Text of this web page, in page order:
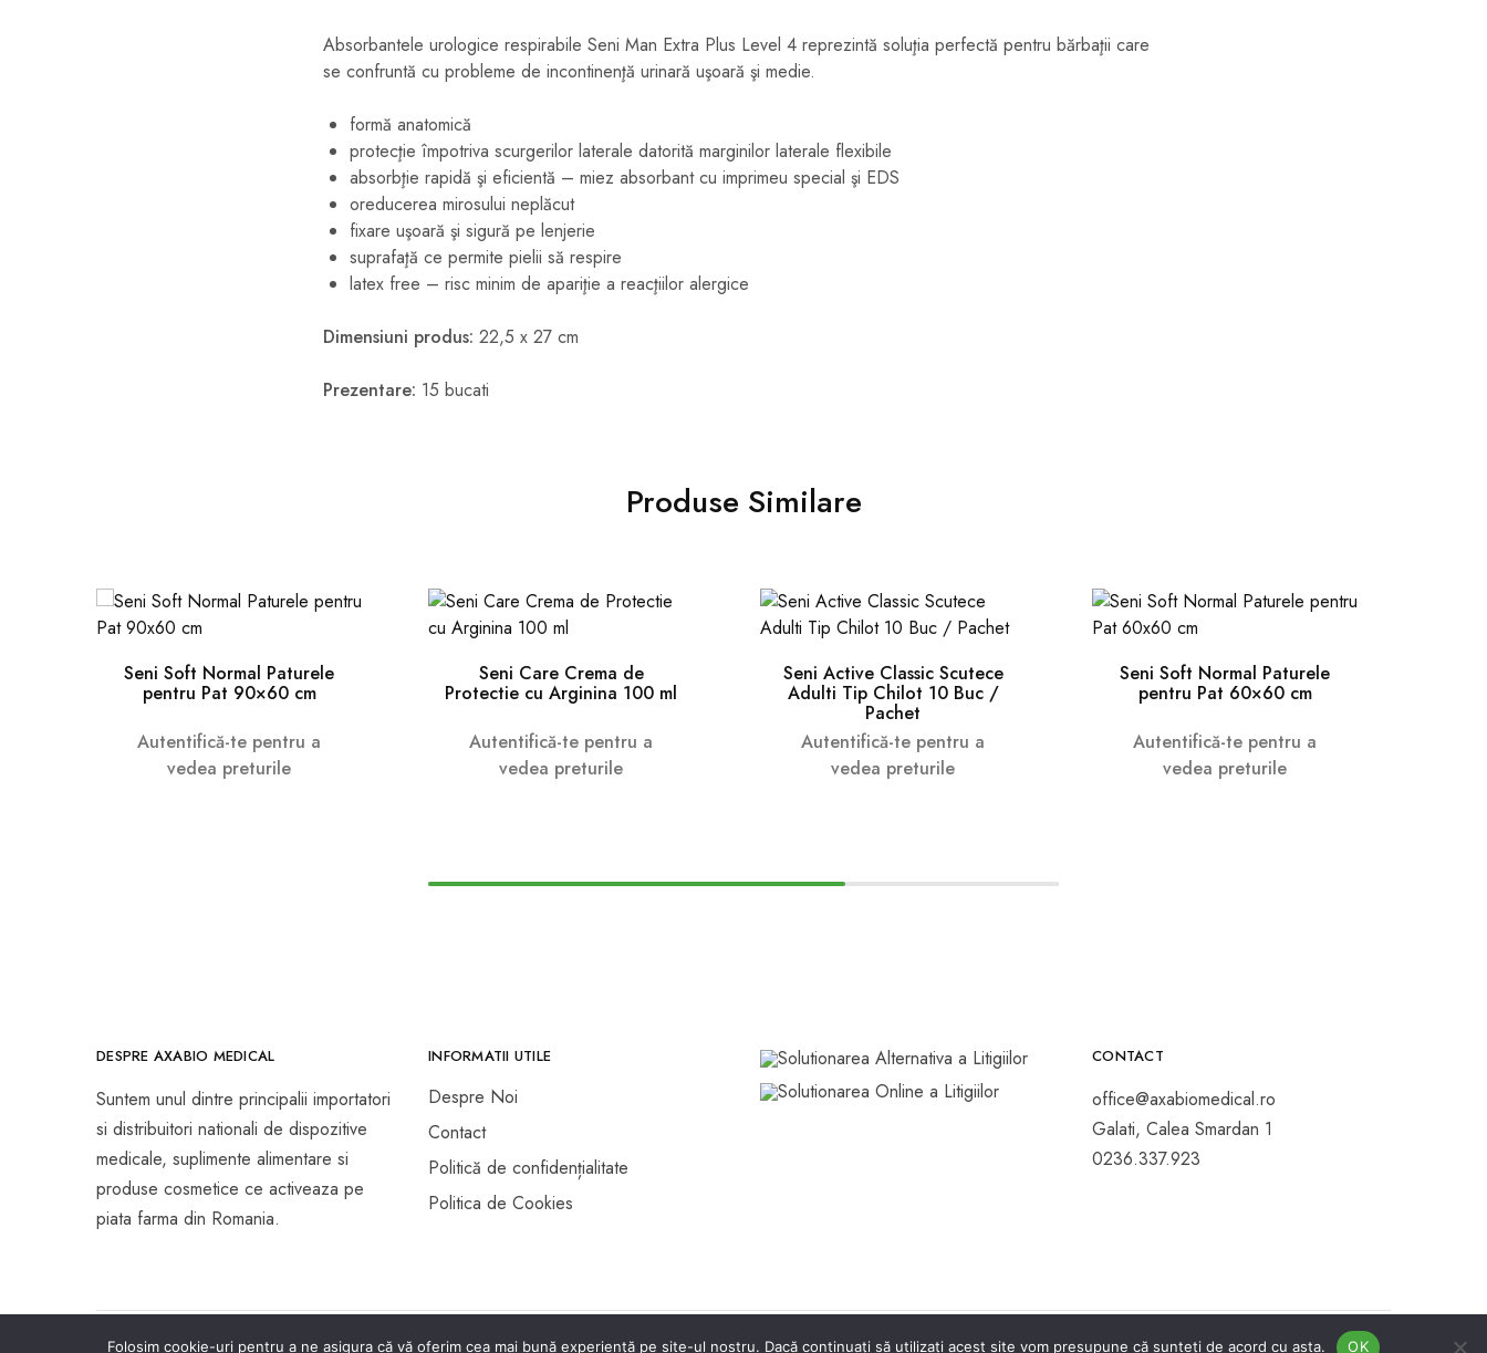
Absorbantele urologice respirabile Seni Man Extra Plus Level 4 reprezintă soluţia perfectă pentru bărbaţii care
se confruntă cu probleme de incontinenţă urinară uşoară şi medie.
formă anatomică
protecţie împotriva scurgerilor laterale datorită marginilor laterale flexibile
absorbţie rapidă şi eficientă – miez absorbant cu imprimeu special şi EDS
oreducerea mirosului neplăcut
fixare uşoară şi sigură pe lenjerie
suprafaţă ce permite pielii să respire
latex free – risc minim de apariţie a reacţiilor alergice
Dimensiuni produs: 22,5 x 27 cm
Prezentare: 15 bucati
Produse Similare
Seni Soft Normal Paturele
pentru Pat 90×60 cm
Autentifică-te pentru a
vedea preturile
Seni Care Crema de
Protectie cu Arginina 100 ml
Autentifică-te pentru a
vedea preturile
Seni Active Classic Scutece
Adulti Tip Chilot 10 Buc /
Pachet
Autentifică-te pentru a
vedea preturile
Seni Soft Normal Paturele
pentru Pat 60×60 cm
Autentifică-te pentru a
vedea preturile
DESPRE AXABIO MEDICAL
Suntem unul dintre principalii importatori
si distribuitori nationali de dispozitive
medicale, suplimente alimentare si
produse cosmetice ce activeaza pe
piata farma din Romania.
INFORMATII UTILE
Despre Noi
Contact
Politică de confidențialitate
Politica de Cookies
CONTACT
office@axabiomedical.ro
Galati, Calea Smardan 1
0236.337.923
© Copyright 2026 Axabio Medical. All rights reserved.
Folosim cookie-uri pentru a ne asigura că vă oferim cea mai bună experiență pe site-ul nostru. Dacă continuați să utilizați acest site vom presupune că sunteți de acord cu asta. OK